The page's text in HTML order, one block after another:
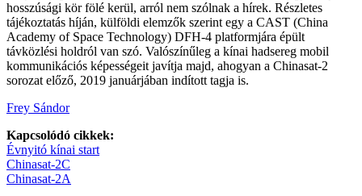
hosszúsági kör fölé kerül, arról nem szólnak a hírek. Részletes
tájékoztatás híján, külföldi elemzők szerint egy a CAST (China
Academy of Space Technology) DFH-4 platformjára épült
távközlési holdról van szó. Valószínűleg a kínai hadsereg mobil
kommunikációs képességeit javítja majd, ahogyan a Chinasat-2
sorozat előző, 2019 januárjában indított tagja is.
Frey Sándor
Kapcsolódó cikkek:
Évnyitó kínai start
Chinasat-2C
Chinasat-2A